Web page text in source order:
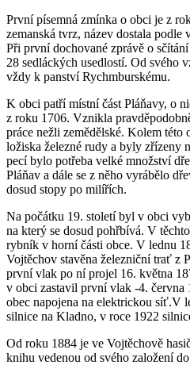
První písemná zmínka o obci je z
zemanská tvrz, název dostala podle
Při první dochované zprávě o
28 sedláckých usedlostí. Od svého
vždy k panství Rychmburskému.
K obci patří místní část Pláňavy, o
z roku 1706. Vznikla
práce nežli zemědělské. Kolem této
ložiska železné rudy a byly zřízeny
pecí bylo potřeba velké množství
Pláňav a dále se z něho vyrábělo
dosud stopy po milířích.
Na počátku 19. století byl v obci
na který se dosud pohřbívá. V
rybník v horní části obce. V lednu
Vojtěchov stavěna železniční trať z
první vlak po ní projel 16. května
v obci zastavil první vlak -4. června
obec napojena na elektrickou síť.V
silnice na Kladno, v roce 1922
Od roku 1884 je ve Vojtěchově
knihu vedenou od svého založení